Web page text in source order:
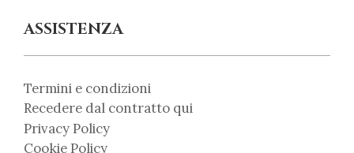
ASSISTENZA
Termini e condizioni
Recedere dal contratto qui
Privacy Policy
Cookie Policy